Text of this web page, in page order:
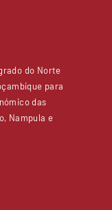
do Norte
para
das
Nampula e